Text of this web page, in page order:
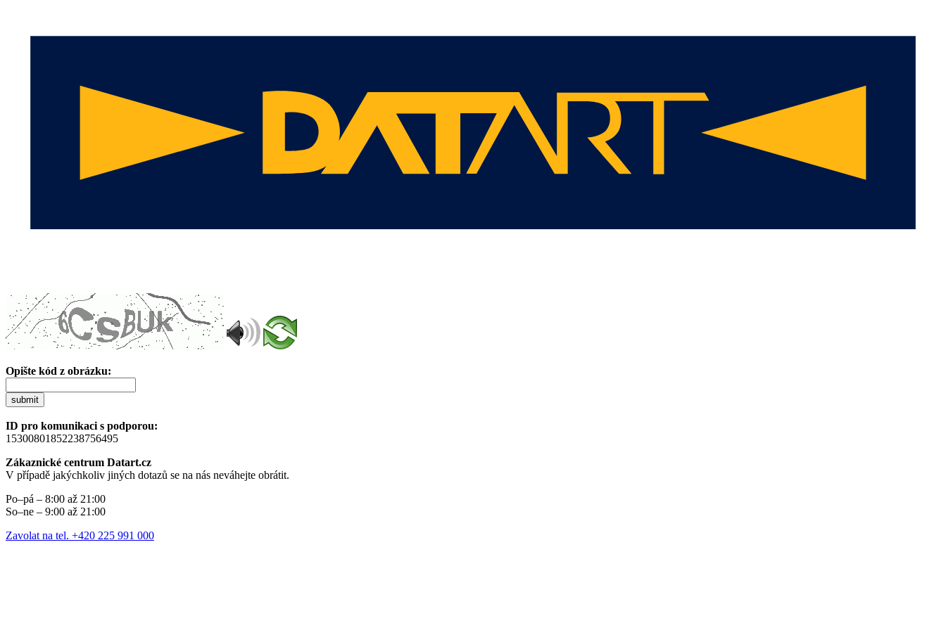
Opište kód z obrázku:
submit
ID pro komunikaci s podporou:
15300801852238756495
Zákaznické centrum Datart.cz
V případě jakýchkoliv jiných dotazů se na nás neváhejte obrátit.
Po–pá – 8:00 až 21:00
So–ne – 9:00 až 21:00
Zavolat na tel. +420 225 991 000